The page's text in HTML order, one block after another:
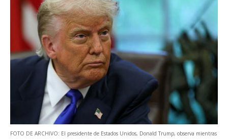
FOTO DE ARCHIVO: El presidente de Estados Unidos, Donald Trump, observa mientras